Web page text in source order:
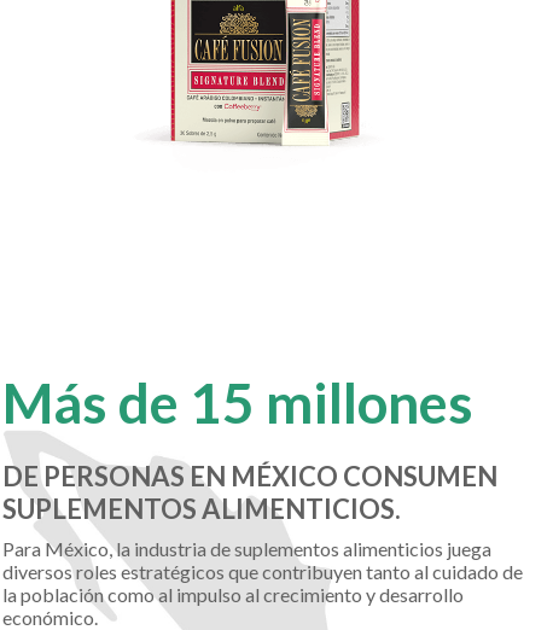
Más de 15 millones
DE PERSONAS EN MÉXICO CONSUMEN
SUPLEMENTOS ALIMENTICIOS.
Para México, la industria de suplementos alimenticios juega
diversos roles estratégicos que contribuyen tanto al cuidado de
la población como al impulso al crecimiento y desarrollo
económico.